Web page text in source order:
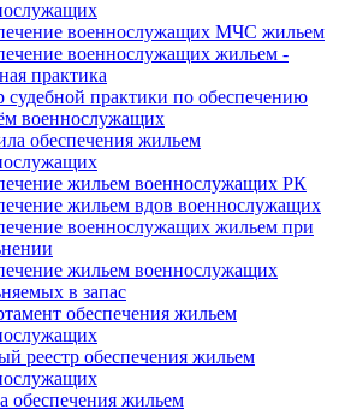
военнослужащих МЧС жильем
военнослужащих жильем -
практика
судебной практики по обеспечению
военнослужащих
обеспечения жильем
жильем военнослужащих РК
жильем вдов военнослужащих
военнослужащих жильем при
жильем военнослужащих
в запас
обеспечения жильем
реестр обеспечения жильем
обеспечения жильем